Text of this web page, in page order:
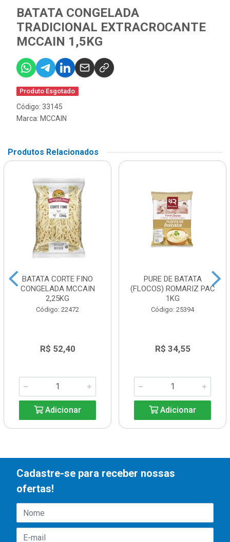
BATATA CONGELADA
TRADICIONAL EXTRACROCANTE
MCCAIN 1,5KG
Produto Esgotado
Código: 33145
Marca: MCCAIN
Produtos Relacionados
BATATA CORTE FINO
CONGELADA MCCAIN
2,25KG
Código: 22472
R$ 52,40
Adicionar
PURE DE BATATA
(FLOCOS) ROMARIZ PAC
1KG
Código: 25394
R$ 34,55
Adicionar
Cadastre-se para receber nossas
ofertas!